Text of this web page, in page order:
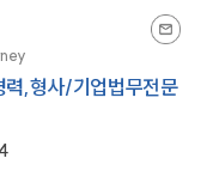
력,형사/기업법무전문